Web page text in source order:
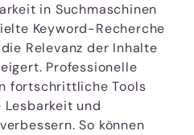
in Suchmaschinen
Keyword-Recherche
Relevanz der Inhalte
Professionelle
fortschrittliche Tools
Lesbarkeit und
So können